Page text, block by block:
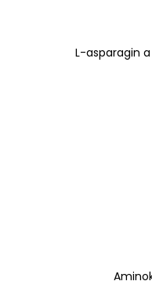
L-asparagin